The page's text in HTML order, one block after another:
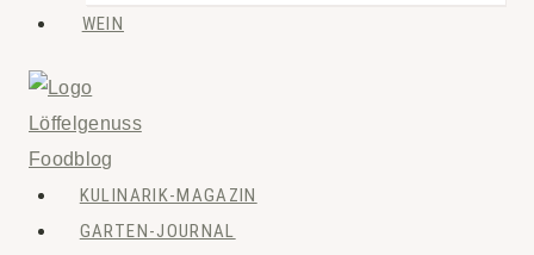
WEIN
KULINARIK-MAGAZIN
GARTEN-JOURNAL